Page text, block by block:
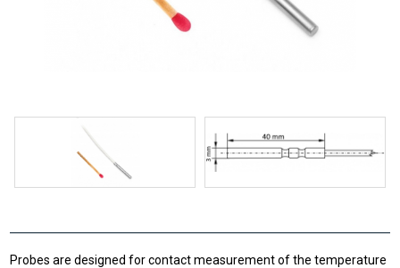
Probes are designed for contact measurement of the temperature